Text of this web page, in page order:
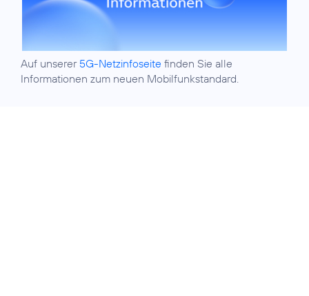
Auf unserer 5G-Netzinfoseite finden Sie alle
Informationen zum neuen Mobilfunkstandard.